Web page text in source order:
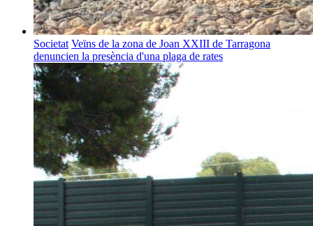
Societat Veïns de la zona de Joan XXIII de Tarragona
denuncien la presència d'una plaga de rates